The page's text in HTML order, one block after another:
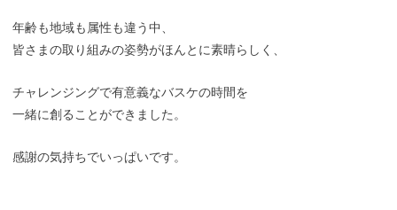
年齢も地域も属性も違う中、
皆さまの取り組みの姿勢がほんとに素晴らしく、
チャレンジングで有意義なバスケの時間を
一緒に創ることができました。
感謝の気持ちでいっぱいです。